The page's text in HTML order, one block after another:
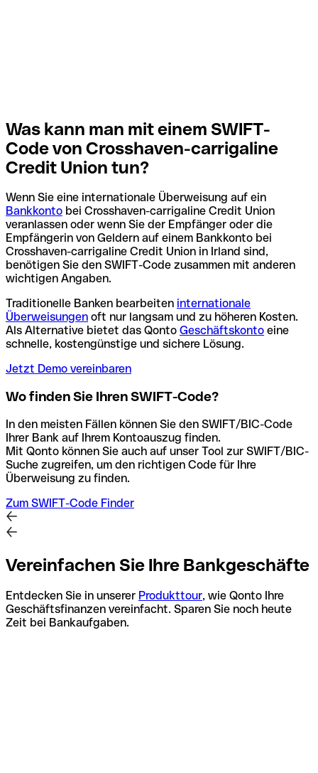
Was kann man mit einem SWIFT-
Code von Crosshaven-carrigaline
Credit Union tun?
Wenn Sie eine internationale Überweisung auf ein
Bankkonto bei Crosshaven-carrigaline Credit Union
veranlassen oder wenn Sie der Empfänger oder die
Empfängerin von Geldern auf einem Bankkonto bei
Crosshaven-carrigaline Credit Union in Irland sind,
benötigen Sie den SWIFT-Code zusammen mit anderen
wichtigen Angaben.
Traditionelle Banken bearbeiten internationale
Überweisungen oft nur langsam und zu höheren Kosten.
Als Alternative bietet das Qonto Geschäftskonto eine
schnelle, kostengünstige und sichere Lösung.
Jetzt Demo vereinbaren
Wo finden Sie Ihren SWIFT-Code?
In den meisten Fällen können Sie den SWIFT/BIC-Code
Ihrer Bank auf Ihrem Kontoauszug finden.
Mit Qonto können Sie auch auf unser Tool zur SWIFT/BIC-
Suche zugreifen, um den richtigen Code für Ihre
Überweisung zu finden.
Zum SWIFT-Code Finder
Vereinfachen Sie Ihre Bankgeschäfte
Entdecken Sie in unserer Produkttour, wie Qonto Ihre
Geschäftsfinanzen vereinfacht. Sparen Sie noch heute
Zeit bei Bankaufgaben.